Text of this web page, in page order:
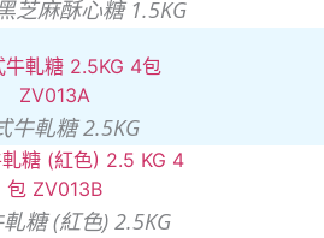
芝麻酥心糖 1.5KG
牛軋糖 2.5KG
糖 (紅色) 2.5KG